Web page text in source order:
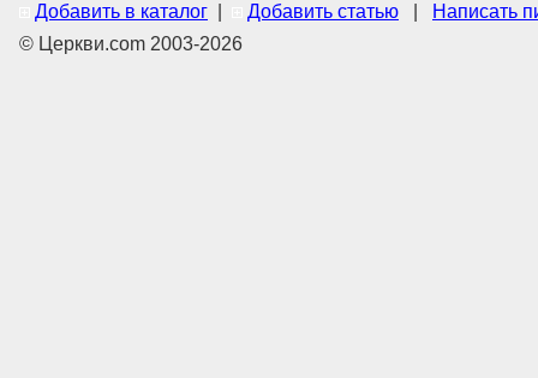
Добавить в каталог Добавить статью
Написать
© Церкви.com 2003-2026